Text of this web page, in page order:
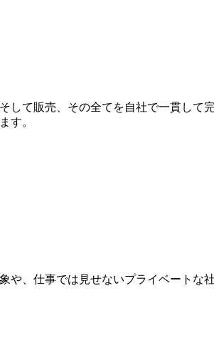
て販売、その全てを自社で一貫して
す。
、仕事では見せないプライベートな